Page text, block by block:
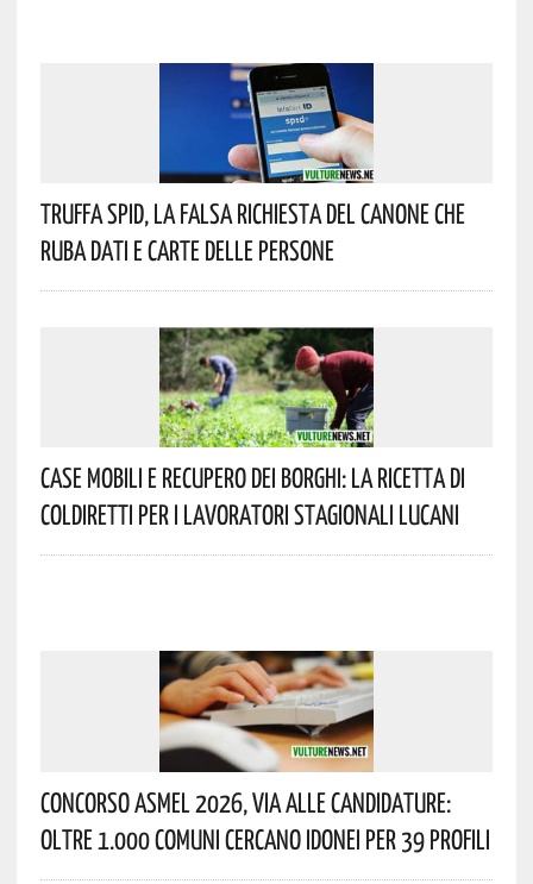
Truffa Spid, La Falsa Richiesta Del Canone Che
Ruba Dati E Carte Delle Persone
Case Mobili E Recupero Dei Borghi: La Ricetta Di
Coldiretti Per I Lavoratori Stagionali Lucani
Concorso Asmel 2026, Via Alle Candidature:
Oltre 1.000 Comuni Cercano Idonei Per 39 Profili